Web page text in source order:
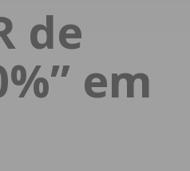
Perdeu a sua senha?
de
em